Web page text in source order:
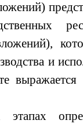
и
выражается